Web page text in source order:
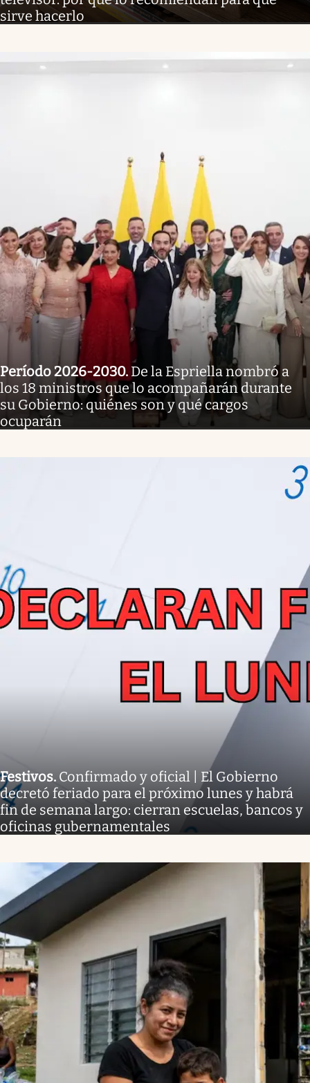
sirve hacerlo
Período 2026-2030. De la Espriella nombró a
los 18 ministros que lo acompañarán durante
su Gobierno: quiénes son y qué cargos
ocuparán
Festivos. Confirmado y oficial | El Gobierno
decretó feriado para el próximo lunes y habrá
fin de semana largo: cierran escuelas, bancos y
oficinas gubernamentales